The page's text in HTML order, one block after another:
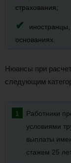
страхования;
основаниях.
Нюансы при
следующим
Работники
условиями
выплаты
стажем 25